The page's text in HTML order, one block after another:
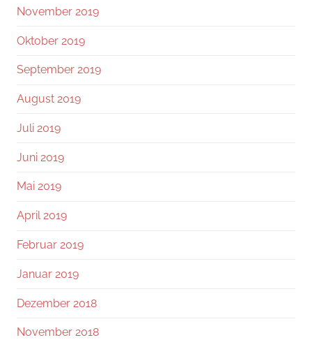
November 2019
Oktober 2019
September 2019
August 2019
Juli 2019
Juni 2019
Mai 2019
April 2019
Februar 2019
Januar 2019
Dezember 2018
November 2018